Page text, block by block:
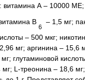
витамина А – 10000
В
6
– 1,5 мг;
– 500 мкг;
мг; аргинина – 15,6
мг; глутаминовой
мг; L-треонина – 18,6